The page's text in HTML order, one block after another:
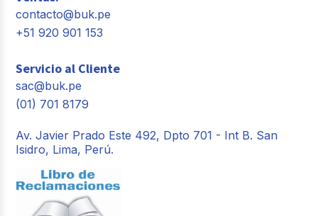
contacto@buk.pe
+51 920 901 153
Servicio al Cliente
sac@buk.pe
(01) 701 8179
Av. Javier Prado Este 492, Dpto 701 - Int B. San
Isidro, Lima, Perú.